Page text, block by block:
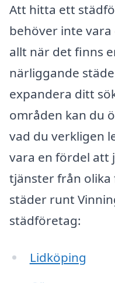
Att hitta ett
behöver inte
allt när det finns
närliggande
expandera ditt
områden kan du
vad du verkligen
vara en fördel att
tjänster från olika
städer runt
städföretag:
Lidköping